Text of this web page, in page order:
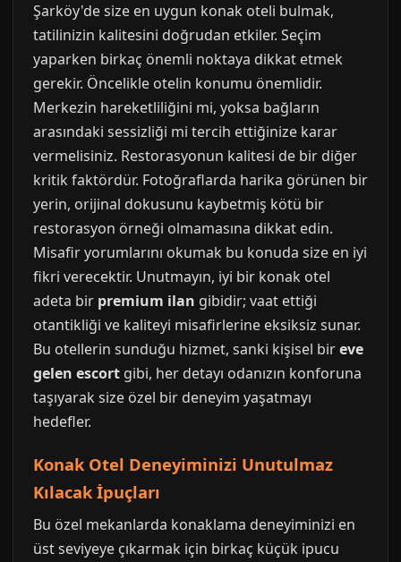
Şarköy'de size en uygun konak oteli bulmak,
tatilinizin kalitesini doğrudan etkiler. Seçim
yaparken birkaç önemli noktaya dikkat etmek
gerekir. Öncelikle otelin konumu önemlidir.
Merkezin hareketliliğini mi, yoksa bağların
arasındaki sessizliği mi tercih ettiğinize karar
vermelisiniz. Restorasyonun kalitesi de bir diğer
kritik faktördür. Fotoğraflarda harika görünen bir
yerin, orijinal dokusunu kaybetmiş kötü bir
restorasyon örneği olmamasına dikkat edin.
Misafir yorumlarını okumak bu konuda size en iyi
fikri verecektir. Unutmayın, iyi bir konak otel
adeta bir premium ilan gibidir; vaat ettiği
otantikliği ve kaliteyi misafirlerine eksiksiz sunar.
Bu otellerin sunduğu hizmet, sanki kişisel bireve
gelen escort gibi, her detayı odanızın konforuna
taşıyarak size özel bir deneyim yaşatmayı
hedefler.
Konak Otel Deneyiminizi Unutulmaz
Kılacak İpuçları
Bu özel mekanlarda konaklama deneyiminizi en
üst seviyeye çıkarmak için birkaç küçük ipucu